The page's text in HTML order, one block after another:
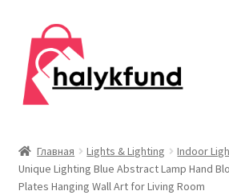
Перейти
навигации
Перейти
содержимому
Главная
Главная Lights & Lighting Indoor
Unique Lighting Blue Abstract Lamp Hand
Plates Hanging Wall Art for Living Room